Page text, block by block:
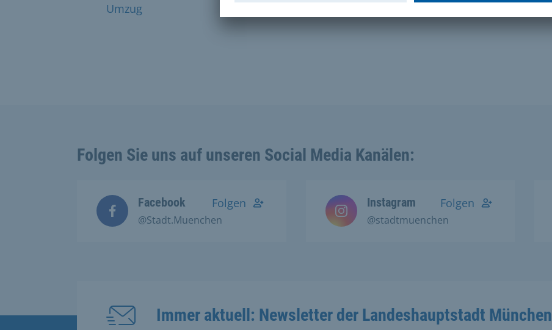
Umzug
Folgen Sie uns auf unseren Social Media Kanälen:
Facebook
@Stadt.Muenchen
Folgen Instagram
@stadtmuenchen
Folgen
Immer aktuell: Newsletter der Landeshauptstadt München